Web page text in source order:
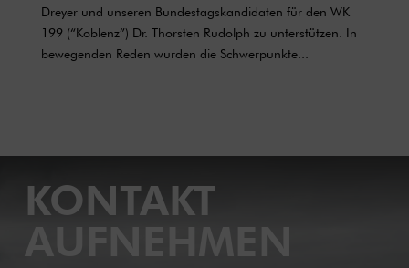
Dreyer und unseren Bundestagskandidaten für den WK
199 (“Koblenz”) Dr. Thorsten Rudolph zu unterstützen. In
bewegenden Reden wurden die Schwerpunkte...
KONTAKT
AUFNEHMEN